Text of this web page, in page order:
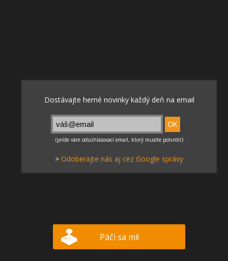
> Odoberajte nás aj cez Google správy
Páči sa mi!